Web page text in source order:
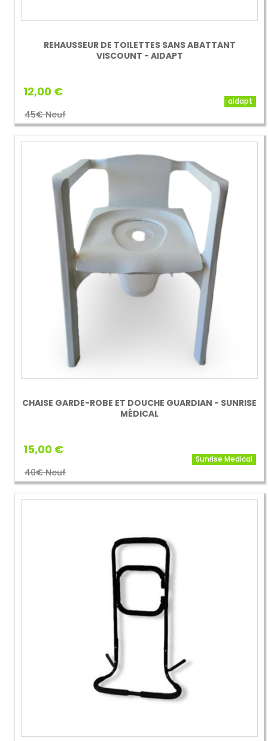
REHAUSSEUR DE TOILETTES SANS ABATTANT
VISCOUNT - AIDAPT
12,00 €
45€ Neuf
aidapt
CHAISE GARDE-ROBE ET DOUCHE GUARDIAN - SUNRISE
MÉDICAL
15,00 €
40€ Neuf
Sunrise Medical